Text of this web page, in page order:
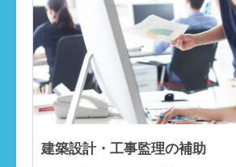
建築設計・工事監理の補助